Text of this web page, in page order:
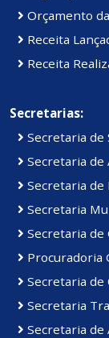
Orçamento
Receita
Receita
Secretarias:
Secretaria de
Secretaria de
Secretaria de
Secretaria
Secretaria de
Procuradoria
Secretaria de
Secretaria
Secretaria de